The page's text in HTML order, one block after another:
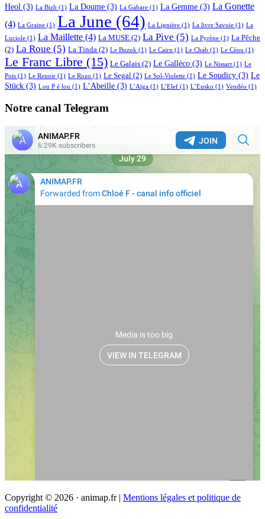
Heol (3) La Bizh (1) La Doume (3) La Gabare (1) La Gemme (3) La Gonette
(4) La Graine (1) La June (64) La Lignière (1) La livre Savoie (1) La
Luciole (1) La Maillette (4) La MUSE (2) La Pive (5) La Pyrène (1) La Pêche
(2) La Roue (5) La Tinda (2) Le Buzuk (1) Le Cairn (1) Le Chab (1) Le Céou (1)
Le Franc Libre (15) Le Galais (2) Le Galléco (3) Le Nissart (1) Le
Pois (1) Le Renoir (1) Le Rozo (1) Le Segal (2) Le Sol-Violette (1) Le Soudicy (3) Le
Stück (3) Lou P é lou (1) L’Abeille (3) L’Aïga (1) L’Elef (1) L’Eusko (1) Vendéo (1)
Notre canal Telegram
Copyright © 2026 · animap.fr | Mentions légales et politique de
confidentialité